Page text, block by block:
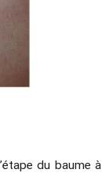
du baume à